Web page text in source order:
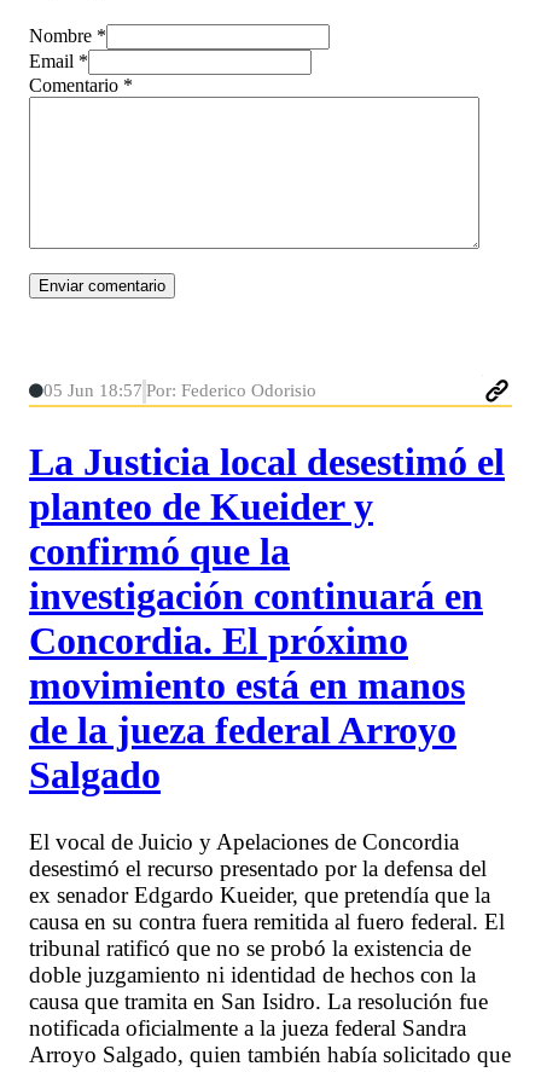
Nombre *
Email *
Comentario *
05 Jun 18:57 Por: Federico Odorisio
La Justicia local desestimó el
planteo de Kueider y
confirmó que la
investigación continuará en
Concordia. El próximo
movimiento está en manos
de la jueza federal Arroyo
Salgado
El vocal de Juicio y Apelaciones de Concordia
desestimó el recurso presentado por la defensa del
ex senador Edgardo Kueider, que pretendía que la
causa en su contra fuera remitida al fuero federal. El
tribunal ratificó que no se probó la existencia de
doble juzgamiento ni identidad de hechos con la
causa que tramita en San Isidro. La resolución fue
notificada oficialmente a la jueza federal Sandra
Arroyo Salgado, quien también había solicitado que